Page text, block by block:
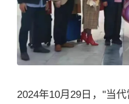
2024年10月29日，"当